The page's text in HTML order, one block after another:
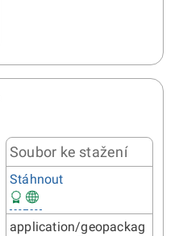
Soubor ke stažení
Stáhnout
application/geopackag